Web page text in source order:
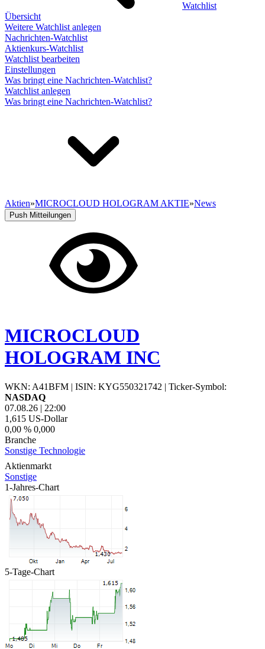
Watchlist
Übersicht
Weitere Watchlist anlegen
Nachrichten-Watchlist
Aktienkurs-Watchlist
Watchlist bearbeiten
Einstellungen
Was bringt eine Nachrichten-Watchlist?
Watchlist anlegen
Was bringt eine Nachrichten-Watchlist?
Aktien»MICROCLOUD HOLOGRAM AKTIE»News
Push Mitteilungen
MICROCLOUD
HOLOGRAM INC
WKN: A41BFM | ISIN: KYG550321742 | Ticker-Symbol:
NASDAQ
07.08.26 | 22:00
1,615 US-Dollar
0,00 % 0,000
Branche
Sonstige Technologie
Aktienmarkt
Sonstige
1-Jahres-Chart
5-Tage-Chart